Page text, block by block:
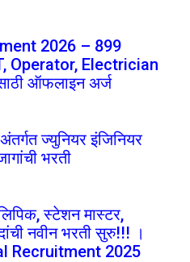
2026 – 899
Operator, Electrician
ऑफलाइन अर्ज
ज्युनियर इंजिनियर
भरती
स्टेशन मास्टर,
नवीन भरती सुरु!!! ।
Recruitment 2025